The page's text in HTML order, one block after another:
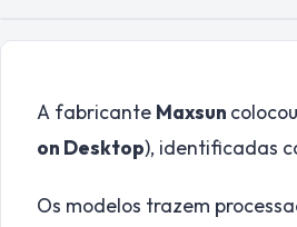
A fabricante Maxsun
on Desktop), identificadas
Os modelos trazem